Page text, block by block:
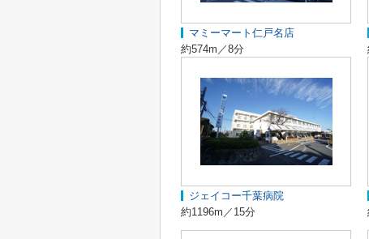
マミーマート仁戸名店
約574m／8分
ジェイコー千葉病院
約1196m／15分